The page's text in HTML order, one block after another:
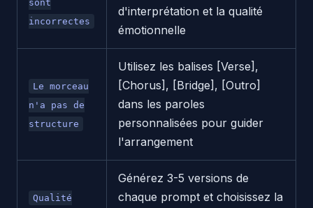
sont
incorrectes
d'interprétation et la qualité
émotionnelle
Le morceau
n'a pas de
structure
Utilisez les balises [Verse],
[Chorus], [Bridge], [Outro]
dans les paroles
personnalisées pour guider
l'arrangement
Qualité
Générez 3-5 versions de
chaque prompt et choisissez la